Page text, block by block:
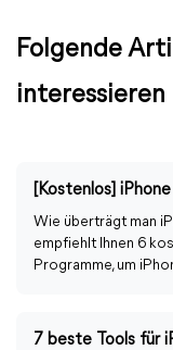
Folgende
interessieren
[Kostenlos]
Wie überträgt man
empfiehlt Ihnen 6
Programme, um